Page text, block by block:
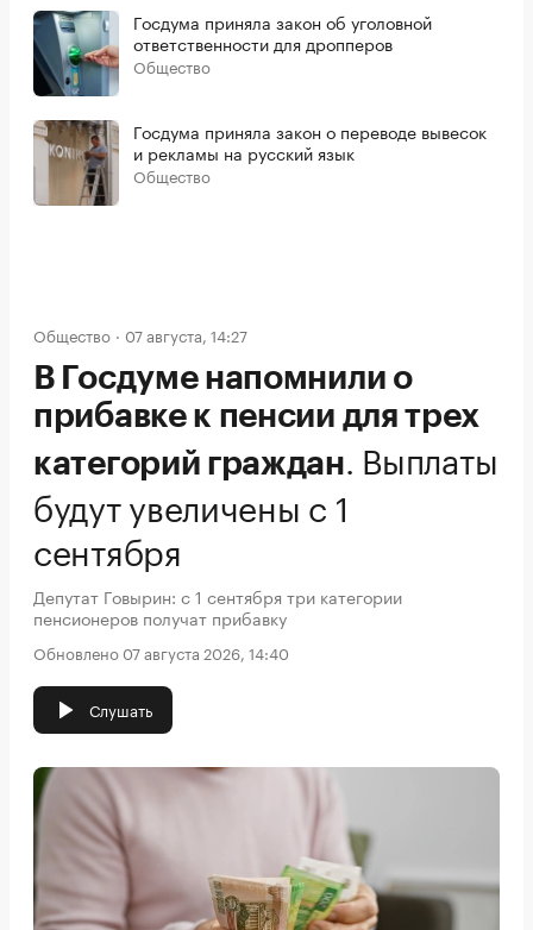
Госдума приняла закон об уголовной
ответственности для дропперов
Общество
Госдума приняла закон о переводе вывесок
и рекламы на русский язык
Общество
Общество 07 августа, 14:27
В Госдуме напомнили о
прибавке к пенсии для трех
категорий граждан
Выплаты
будут увеличены с 1
сентября
Депутат Говырин: с 1 сентября три категории
пенсионеров получат прибавку
Обновлено 07 августа 2026, 14:40
Слушать